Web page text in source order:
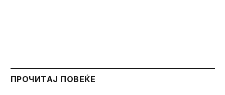
ПРОЧИТАЈ ПОВЕЌЕ